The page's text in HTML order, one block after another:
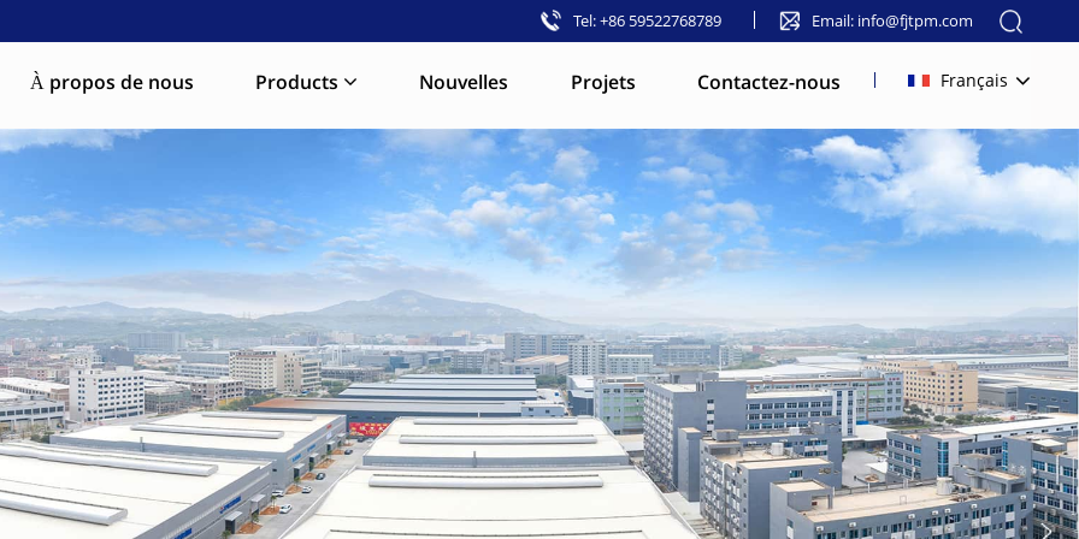
Tel: +86 59522768789 Email: info@fjtpm.com
À propos de nous Products Nouvelles Projets Contactez-nous Français
English
français
русский
español
العربية